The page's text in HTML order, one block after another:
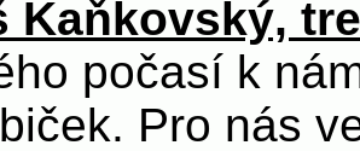
Kaňkovský,
počasí k
Pro nás